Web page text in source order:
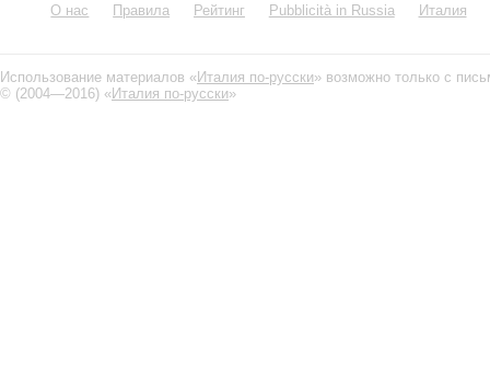
О нас Правила Рейтинг Pubblicità in Russia Италия
Использование материалов «Италия по-русски» возможно только с
© (2004—2016) «Италия по-русски»